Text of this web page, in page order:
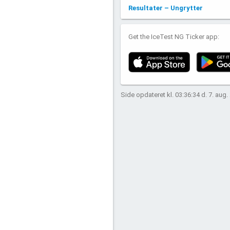
Resultater – Ungrytter
Get the IceTest NG Ticker app:
Side opdateret kl. 03:36:34 d. 7. aug.